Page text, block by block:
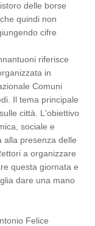
delle borse
quindi non
cifre
riferisce
in
Comuni
Il tema principale
città. L'obiettivo
sociale e
alla presenza delle
a organizzare
questa giornata e
dare una mano
Felice